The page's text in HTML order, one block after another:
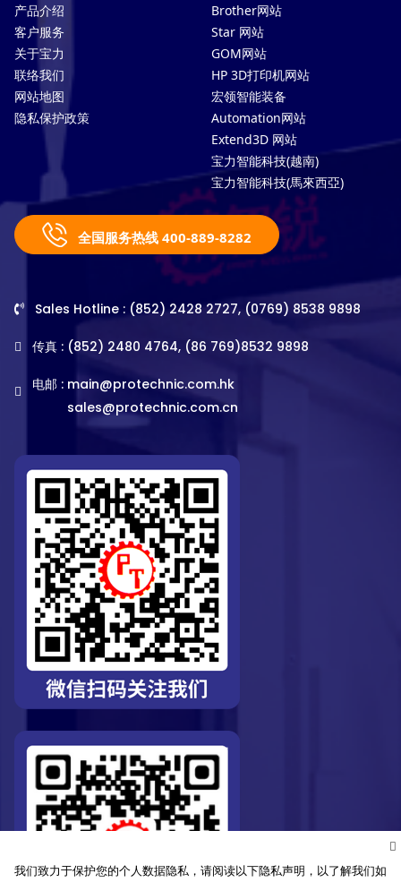
产品介绍
客户服务
关于宝力
联络我们
网站地图
隐私保护政策
Brother网站
Star 网站
GOM网站
HP 3D打印机网站
宏领智能装备
Automation网站
Extend3D 网站
宝力智能科技(越南)
宝力智能科技(馬來西亞)
全国服务热线 400-889-8282
Sales Hotline : (852) 2428 2727, (0769) 8538 9898
传真 : (852) 2480 4764, (86 769)8532 9898
电邮 : main@protechnic.com.hk
sales@protechnic.com.cn
我们致力于保护您的个人数据隐私，请阅读以下隐私声明，以了解我们如